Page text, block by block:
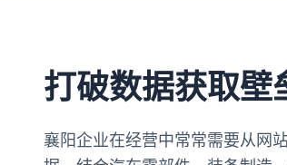
打破数据获取壁
襄阳企业在经营中常常需要从网